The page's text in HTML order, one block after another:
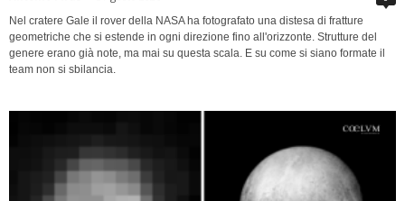
Nel cratere Gale il rover della NASA ha fotografato una distesa di fratture
geometriche che si estende in ogni direzione fino all'orizzonte. Strutture del
genere erano già note, ma mai su questa scala. E su come si siano formate il
team non si sbilancia.